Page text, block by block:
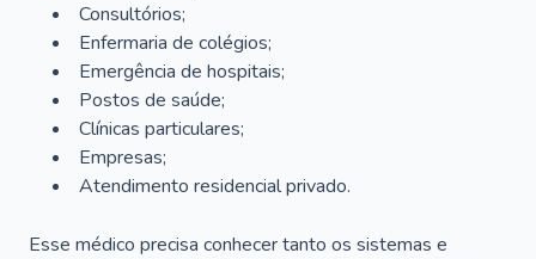
Consultórios;
Enfermaria de colégios;
Emergência de hospitais;
Postos de saúde;
Clínicas particulares;
Empresas;
Atendimento residencial privado.
Esse médico precisa conhecer tanto os sistemas e